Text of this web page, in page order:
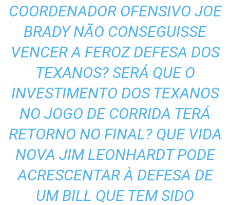
COORDENADOR OFENSIVO JOE
BRADY NÃO CONSEGUISSE
VENCER A FEROZ DEFESA DOS
TEXANOS? SERÁ QUE O
INVESTIMENTO DOS TEXANOS
NO JOGO DE CORRIDA TERÁ
RETORNO NO FINAL? QUE VIDA
NOVA JIM LEONHARDT PODE
ACRESCENTAR À DEFESA DE
UM BILL QUE TEM SIDO